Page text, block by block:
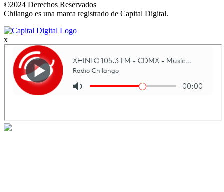
©2024 Derechos Reservados
Chilango es una marca registrado de Capital Digital.
x